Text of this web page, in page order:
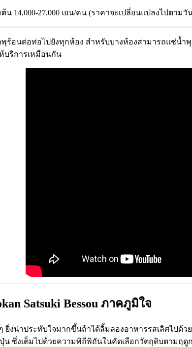
น 14,000-27,000 เยน/คน (ราคาจะเปลี่ยนแปลงไปตาม
ร้อนต่อท่อไปยังทุกห้อง สำหรับบางห้องสามารถแช่น้ำ
บริการเหมือนกัน
Satsuki Bessou ภาคภูมิใจ
ยิ่งน่าประทับใจมากขึ้นถ้าได้ลิ้มลองอาหารรสเลิศไปด้
น ซึ่งเต็มไปด้วยความพิถีพิถันในคัดเลือกวัตถุดิบตามฤ